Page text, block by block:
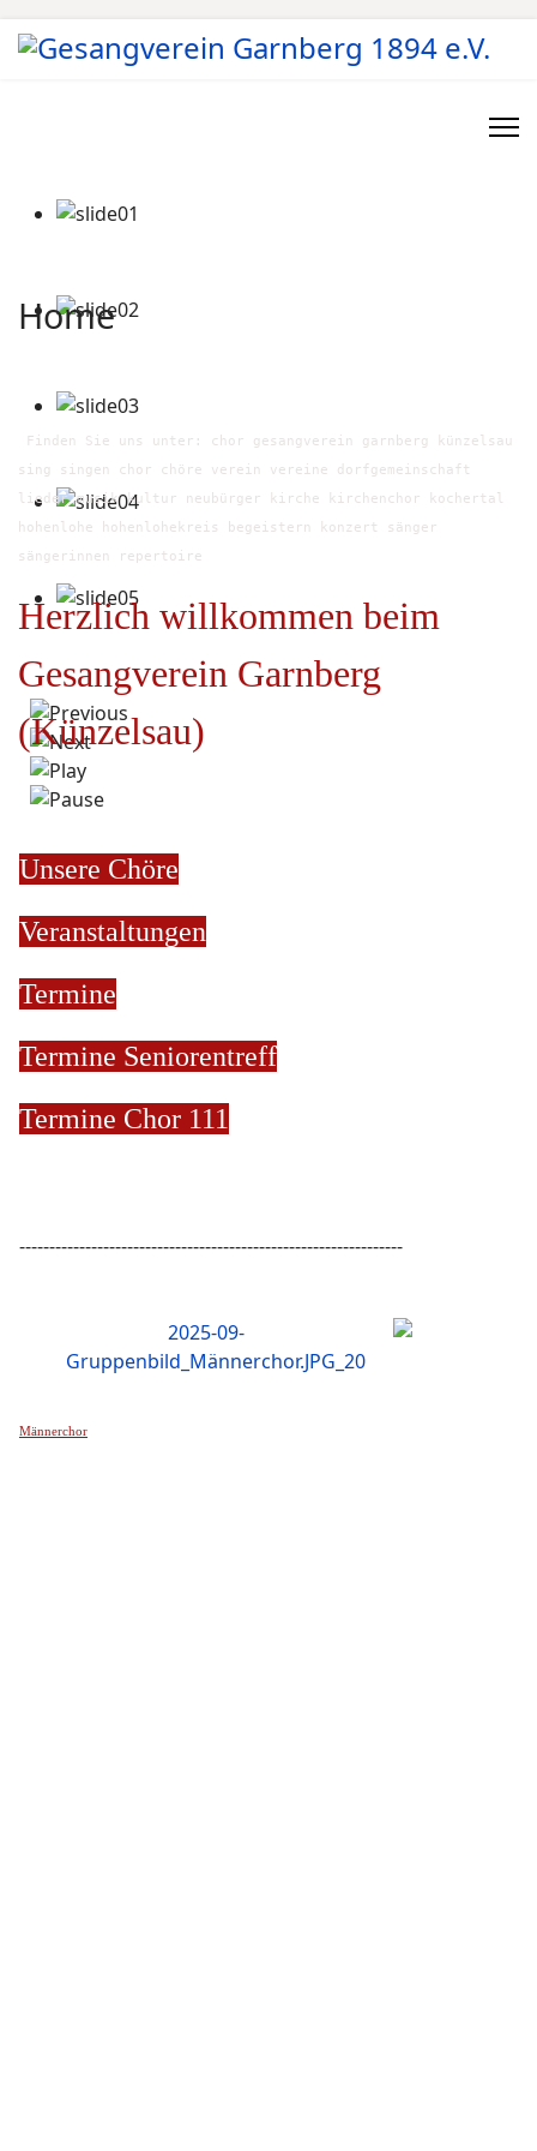
Home
Finden Sie uns unter: chor gesangverein garnberg künzelsau
sing singen chor chöre verein vereine dorfgemeinschaft
lieder musik kultur neubürger kirche kirchenchor kochertal
hohenlohe hohenlohekreis begeistern konzert sänger
sängerinnen repertoire
Herzlich willkommen beim
Gesangverein Garnberg
(Künzelsau)
Unsere Chöre
Veranstaltungen
Termine
Termine Seniorentreff
Termine Chor 111
----------------------------------------------------------------
Männerchor